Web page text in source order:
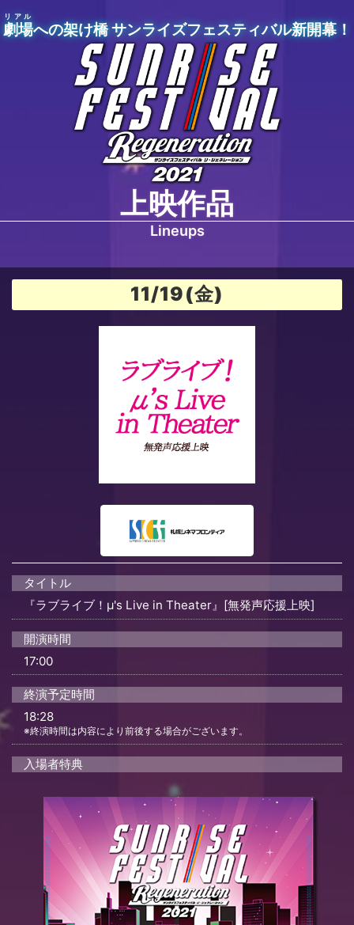
劇場
リアル
への架け橋 サンライズフェスティバル新開幕！
上映作品
Lineups
11/19(金)
タイトル
『ラブライブ！μ's Live in Theater』[無発声応援上映]
開演時間
17:00
終演予定時間
18:28
※終演時間は内容により前後する場合がございます。
入場者特典